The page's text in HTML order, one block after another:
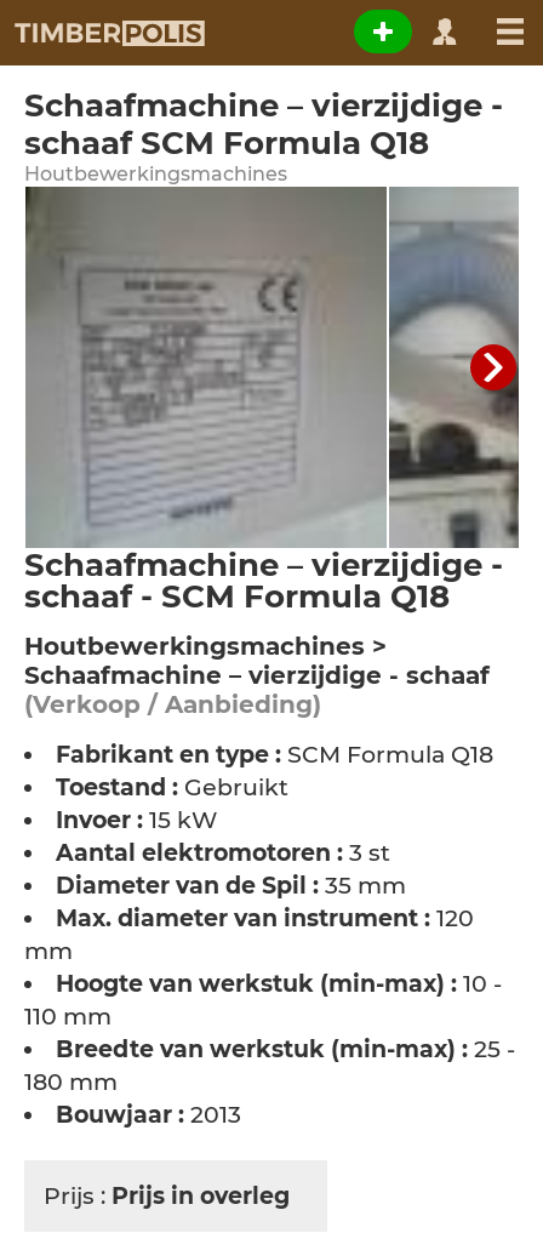
Schaafmachine – vierzijdige -
schaaf SCM Formula Q18
Houtbewerkingsmachines
Schaafmachine – vierzijdige -
schaaf - SCM Formula Q18
Houtbewerkingsmachines >
Schaafmachine – vierzijdige - schaaf
(Verkoop / Aanbieding)
Fabrikant en type : SCM Formula Q18
Toestand : Gebruikt
Invoer : 15 kW
Aantal elektromotoren : 3 st
Diameter van de Spil : 35 mm
Max. diameter van instrument : 120
mm
Hoogte van werkstuk (min-max) : 10 -
110 mm
Breedte van werkstuk (min-max) : 25 -
180 mm
Bouwjaar : 2013
Prijs : Prijs in overleg